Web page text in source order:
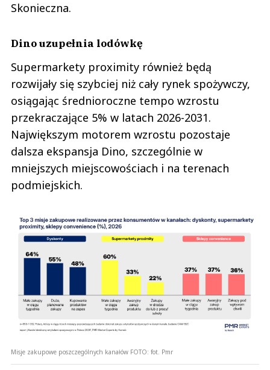
Skonieczna.
Dino uzupełnia lodówkę
Supermarkety proximity również będą
rozwijały się szybciej niż cały rynek spożywczy,
osiągając średnioroczne tempo wzrostu
przekraczające 5% w latach 2026-2031.
Największym motorem wzrostu pozostaje
dalsza ekspansja Dino, szczególnie w
mniejszych miejscowościach i na terenach
podmiejskich.
Misje zakupowe poszczególnych kanałów FOTO: fot. Pmr